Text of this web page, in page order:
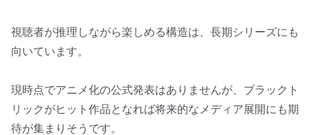
視聴者が推理しながら楽しめる構造は、長期シリーズにも
向いています。
現時点でアニメ化の公式発表はありませんが、ブラックト
リックがヒット作品となれば将来的なメディア展開にも期
待が集まりそうです。